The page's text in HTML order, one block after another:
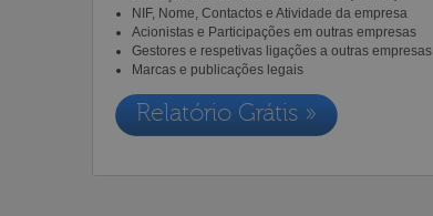
NIF, Nome, Contactos e Atividade da empresa
Acionistas e Participações em outras empresas
Gestores e respetivas ligações a outras empresas
Marcas e publicações legais
Relatório Grátis »